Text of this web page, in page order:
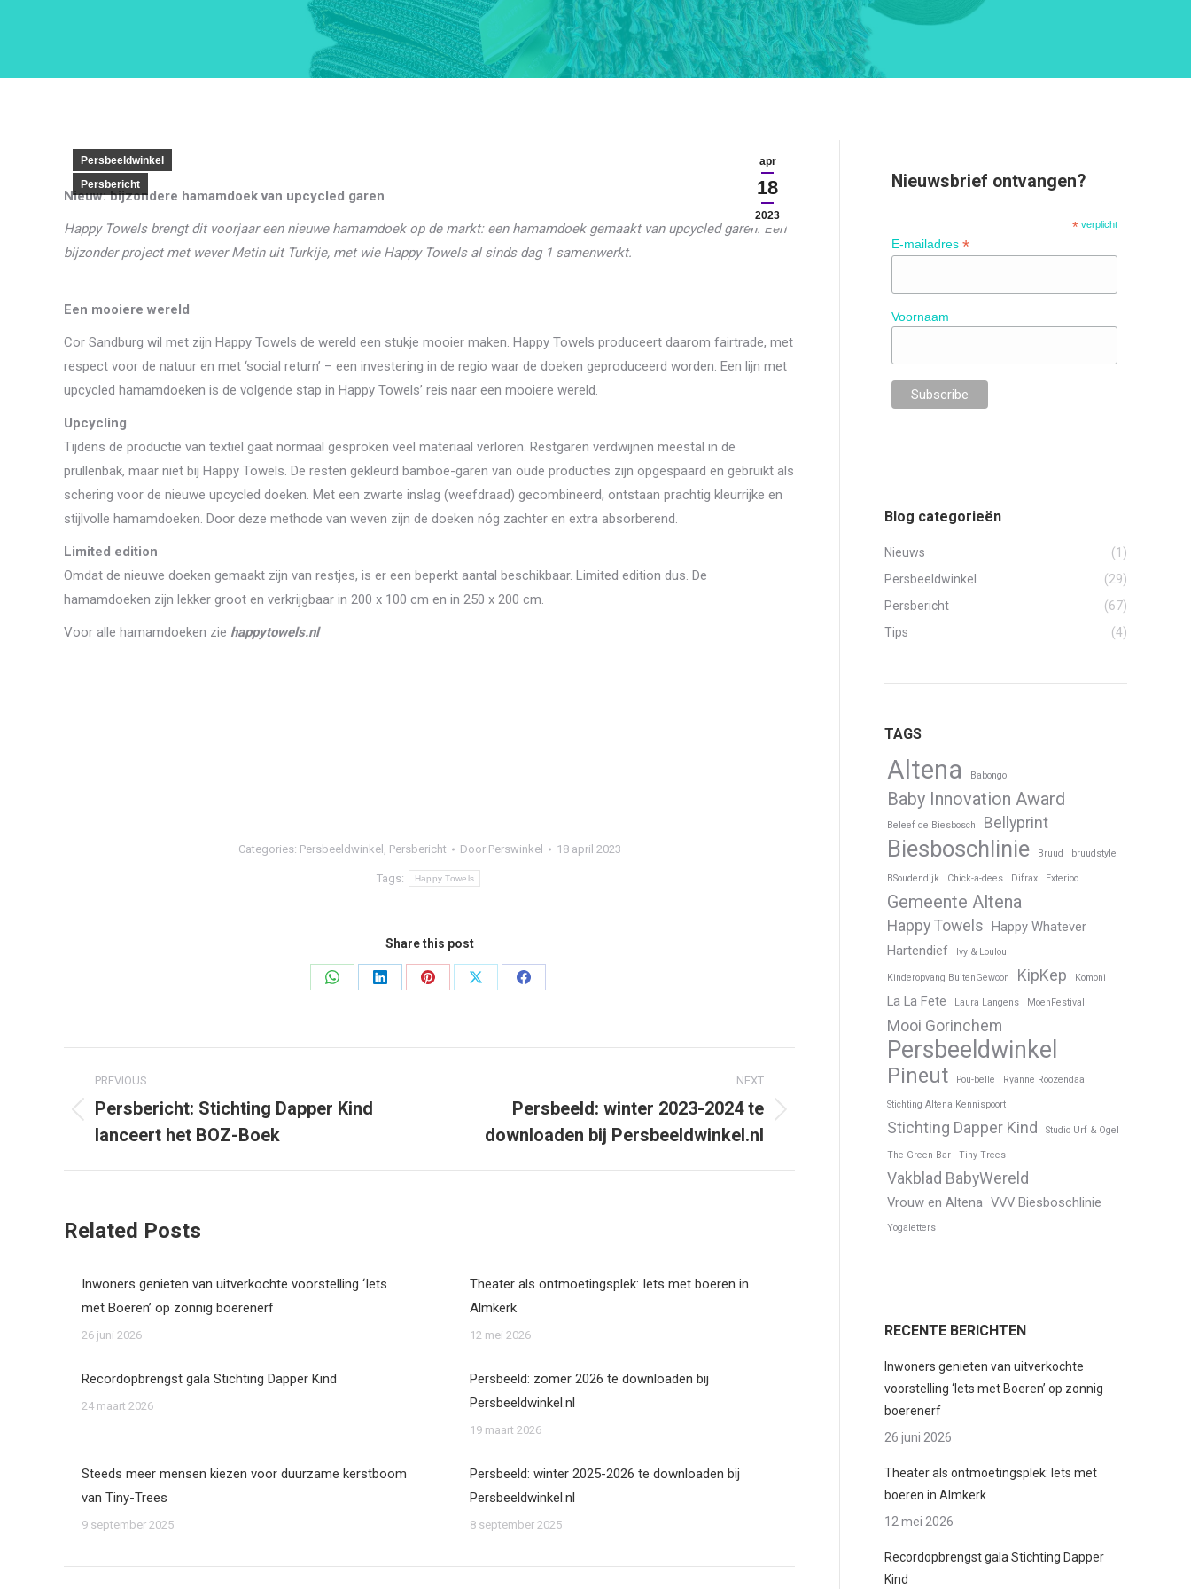
apr
18
2023
Persbeeldwinkel
Persbericht
Nieuw: bijzondere hamamdoek van upcycled garen
Happy Towels brengt dit voorjaar een nieuwe hamamdoek op de markt: een hamamdoek gemaakt van upcycled garen. Een
bijzonder project met wever Metin uit Turkije, met wie Happy Towels al sinds dag 1 samenwerkt.
Een mooiere wereld
Cor Sandburg wil met zijn Happy Towels de wereld een stukje mooier maken. Happy Towels produceert daarom fairtrade, met
respect voor de natuur en met ‘social return’ – een investering in de regio waar de doeken geproduceerd worden. Een lijn met
upcycled hamamdoeken is de volgende stap in Happy Towels’ reis naar een mooiere wereld.
Upcycling
Tijdens de productie van textiel gaat normaal gesproken veel materiaal verloren. Restgaren verdwijnen meestal in de
prullenbak, maar niet bij Happy Towels. De resten gekleurd bamboe-garen van oude producties zijn opgespaard en gebruikt als
schering voor de nieuwe upcycled doeken. Met een zwarte inslag (weefdraad) gecombineerd, ontstaan prachtig kleurrijke en
stijlvolle hamamdoeken. Door deze methode van weven zijn de doeken nóg zachter en extra absorberend.
Limited edition
Omdat de nieuwe doeken gemaakt zijn van restjes, is er een beperkt aantal beschikbaar. Limited edition dus. De
hamamdoeken zijn lekker groot en verkrijgbaar in 200 x 100 cm en in 250 x 200 cm.
Voor alle hamamdoeken zie happytowels.nl
Categories: Persbeeldwinkel , Persbericht Door Perswinkel 18 april 2023
Tags: Happy Towels
Share this post
Share
Share
Share
Share
Share
navigation
PREVIOUS
Previous
post:
Persbericht: Stichting Dapper Kind
lanceert het BOZ-Boek
NEXT
Persbeeld: winter 2023-2024 te
downloaden bij Persbeeldwinkel.nl
Related Posts
Inwoners genieten van uitverkochte voorstelling ‘Iets
met Boeren’ op zonnig boerenerf
26 juni 2026
Theater als ontmoetingsplek: Iets met boeren in
Almkerk
12 mei 2026
Recordopbrengst gala Stichting Dapper Kind
24 maart 2026
Persbeeld: zomer 2026 te downloaden bij
Persbeeldwinkel.nl
19 maart 2026
Steeds meer mensen kiezen voor duurzame kerstboom
van Tiny-Trees
9 september 2025
Persbeeld: winter 2025-2026 te downloaden bij
Persbeeldwinkel.nl
8 september 2025
Nieuwsbrief ontvangen?
* verplicht
E-mailadres*
Voornaam
Blog categorieën
Nieuws
(1)
Persbeeldwinkel
(29)
Persbericht
(67)
Tips
(4)
TAGS
Altena Babongo
Baby Innovation Award
Beleef de Biesbosch Bellyprint
Biesboschlinie Bruud bruudstyle
BSoudendijk Chick-a-dees Difrax Exterioo
Gemeente Altena
Happy Towels Happy Whatever
Hartendief
Ivy & Loulou
Kinderopvang BuitenGewoon KipKep Komoni
La La Fete Laura Langens MoenFestival
Mooi Gorinchem
Persbeeldwinkel
Pineut Pou-belle Ryanne Roozendaal
Stichting Altena Kennispoort
Stichting Dapper Kind Studio Urf & Ogel
The Green Bar Tiny-Trees
Vakblad BabyWereld
Vrouw en Altena VVV Biesboschlinie
Yogaletters
RECENTE BERICHTEN
Inwoners genieten van uitverkochte
voorstelling ‘Iets met Boeren’ op zonnig
boerenerf
26 juni 2026
Theater als ontmoetingsplek: Iets met
boeren in Almkerk
12 mei 2026
Recordopbrengst gala Stichting Dapper
Kind